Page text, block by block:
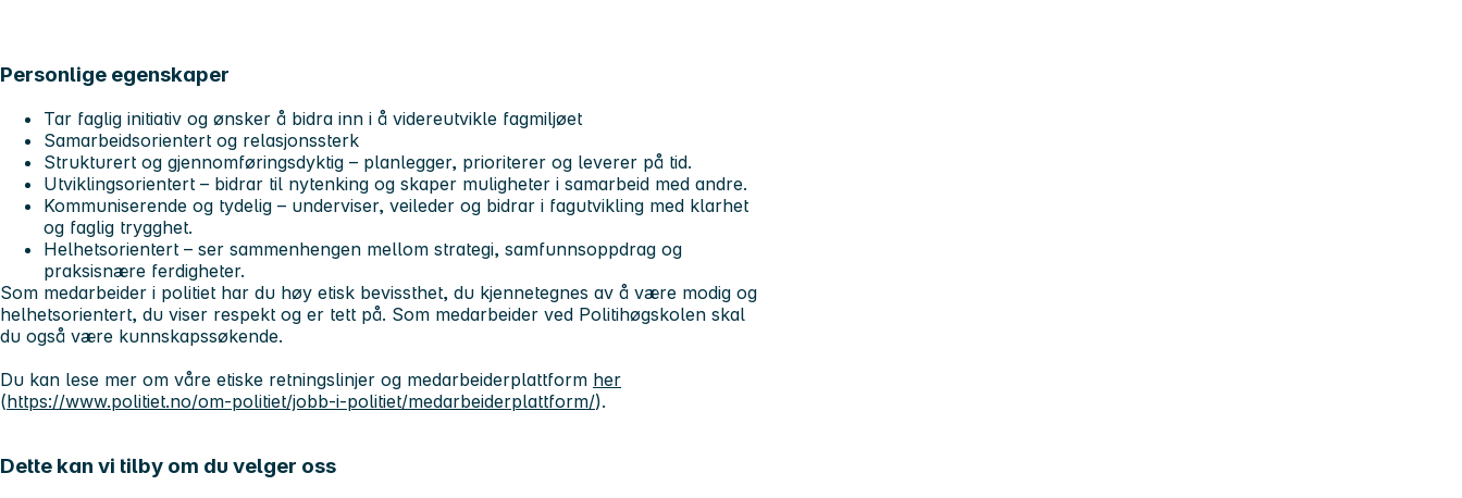
Personlige egenskaper
Tar faglig initiativ og ønsker å bidra inn i å videreutvikle fagmiljøet
Samarbeidsorientert og relasjonssterk
Strukturert og gjennomføringsdyktig – planlegger, prioriterer og leverer på tid.
Utviklingsorientert – bidrar til nytenking og skaper muligheter i samarbeid med andre.
Kommuniserende og tydelig – underviser, veileder og bidrar i fagutvikling med klarhet
og faglig trygghet.
Helhetsorientert – ser sammenhengen mellom strategi, samfunnsoppdrag og
praksisnære ferdigheter.
Som medarbeider i politiet har du høy etisk bevissthet, du kjennetegnes av å være modig og
helhetsorientert, du viser respekt og er tett på. Som medarbeider ved Politihøgskolen skal
du også være kunnskapssøkende.
Du kan lese mer om våre etiske retningslinjer og medarbeiderplattform her
(https://www.politiet.no/om-politiet/jobb-i-politiet/medarbeiderplattform/).
Dette kan vi tilby om du velger oss